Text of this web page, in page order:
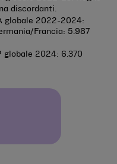
discordanti.
globale 2022-2024:
Francia: 5.987
globale 2024: 6.370